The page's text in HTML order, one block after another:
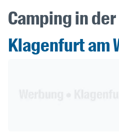
Camping in
Klagenfurt am